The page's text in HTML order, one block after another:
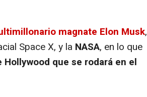
magnate Elon Musk,
Space X, y la NASA, en lo que
que se rodará en el